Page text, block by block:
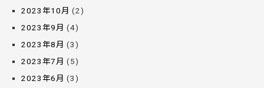
2023年10月 (2)
2023年9月 (4)
2023年8月 (3)
2023年7月 (5)
2023年6月 (3)